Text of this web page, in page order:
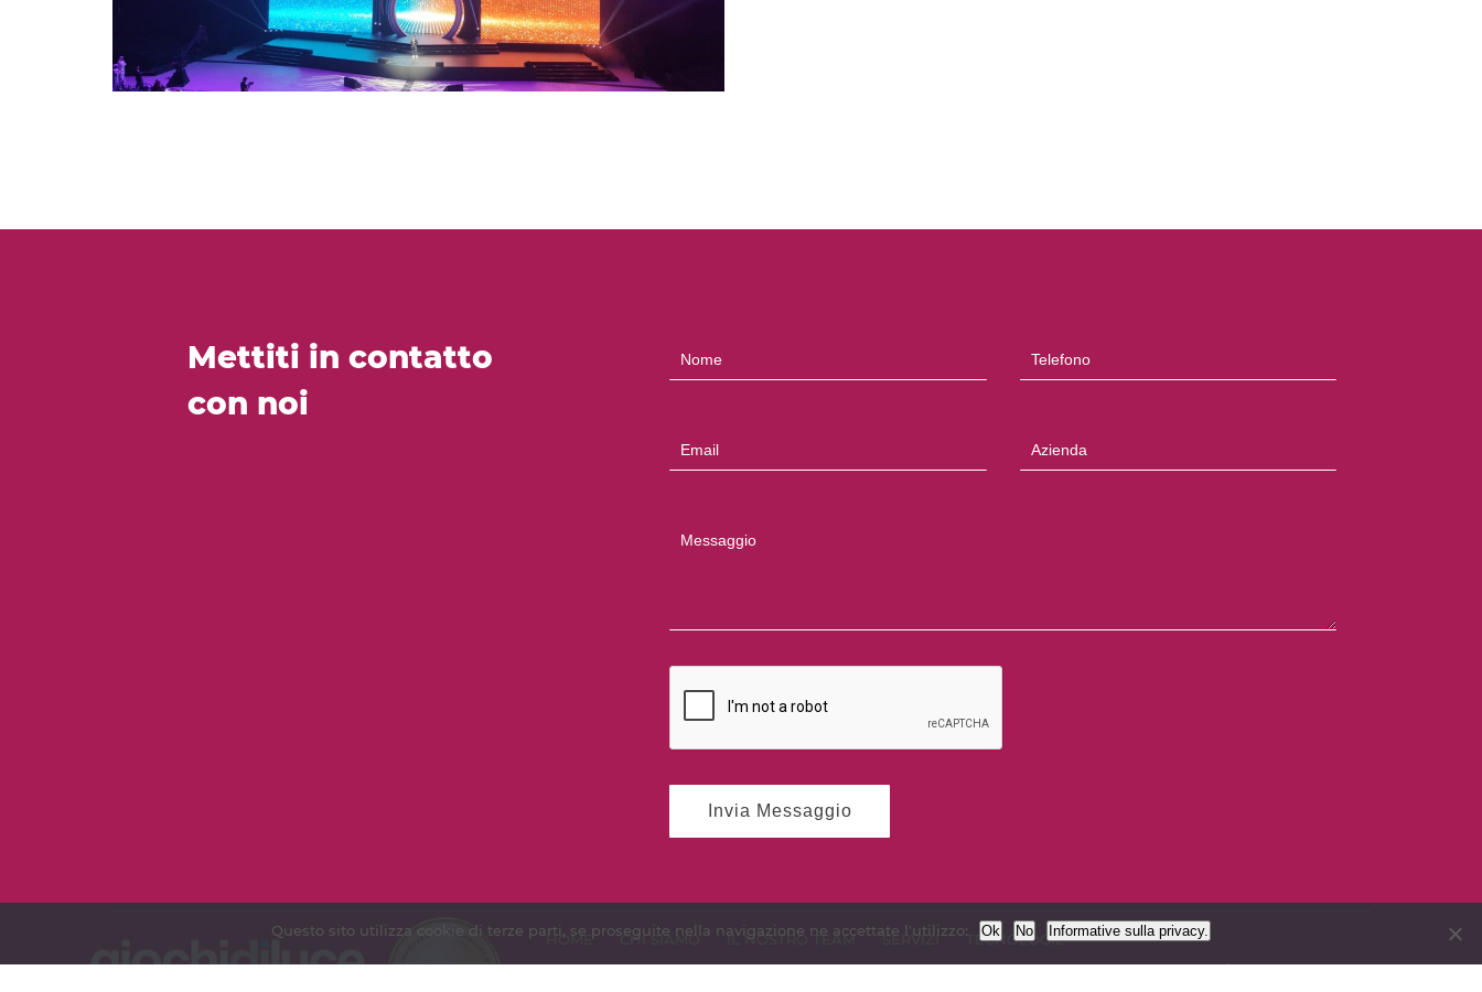
Mettiti in contatto
con noi
HOME CHI SIAMO IL NOSTRO TEAM SERVIZI
TECNOLOGIE
Questo sito utilizza cookie di terze parti, se proseguite nella navigazione ne accettate l'utilizzo: Ok No Informative sulla privacy.